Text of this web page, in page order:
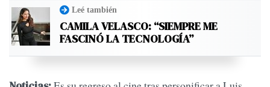
Leé también
CAMILA VELASCO: “SIEMPRE ME
FASCINÓ LA TECNOLOGÍA”